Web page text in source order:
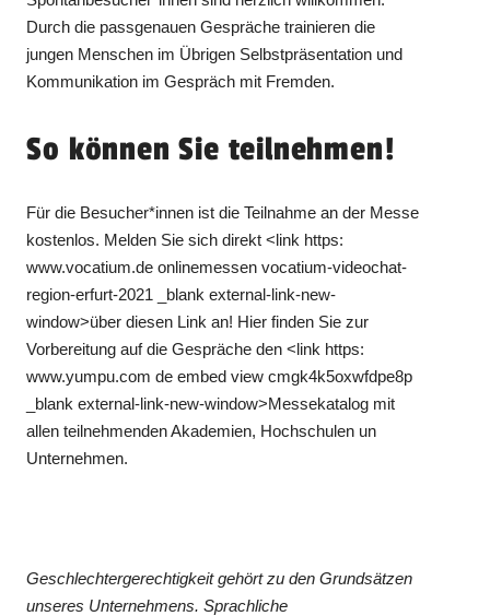
Durch die passgenauen Gespräche trainieren die
jungen Menschen im Übrigen Selbstpräsentation und
Kommunikation im Gespräch mit Fremden.
So können Sie teilnehmen!
Für die Besucher*innen ist die Teilnahme an der Messe
kostenlos. Melden Sie sich direkt <link https:
www.vocatium.de onlinemessen vocatium-videochat-
region-erfurt-2021 _blank external-link-new-
window>über diesen Link an! Hier finden Sie zur
Vorbereitung auf die Gespräche den <link https:
www.yumpu.com de embed view cmgk4k5oxwfdpe8p
_blank external-link-new-window>Messekatalog mit
allen teilnehmenden Akademien, Hochschulen un
Unternehmen.
Geschlechtergerechtigkeit gehört zu den Grundsätzen
unseres Unternehmens. Sprachliche